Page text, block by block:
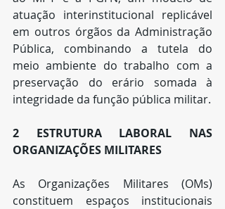
atuação interinstitucional replicável
em outros órgãos da Administração
Pública, combinando a tutela do
meio ambiente do trabalho com a
preservação do erário somada à
integridade da função pública militar.
2 ESTRUTURA LABORAL NAS
ORGANIZAÇÕES MILITARES
As Organizações Militares (OMs)
constituem espaços institucionais